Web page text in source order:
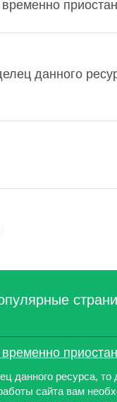
временно
данного
временно
данного ресурса, то
сайта вам